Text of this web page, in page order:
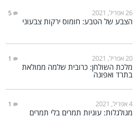
26 אפריל, 2021 5
הצבע של הטבע: חומוס ירקות צבעוני
20 אפריל, 2021 1
מלכת השולחן: כרובית שלמה ממולאת
בתרד ואפונה
4 אפריל, 2021 1
מגולגלות: עוגיות תמרים בלי תמרים